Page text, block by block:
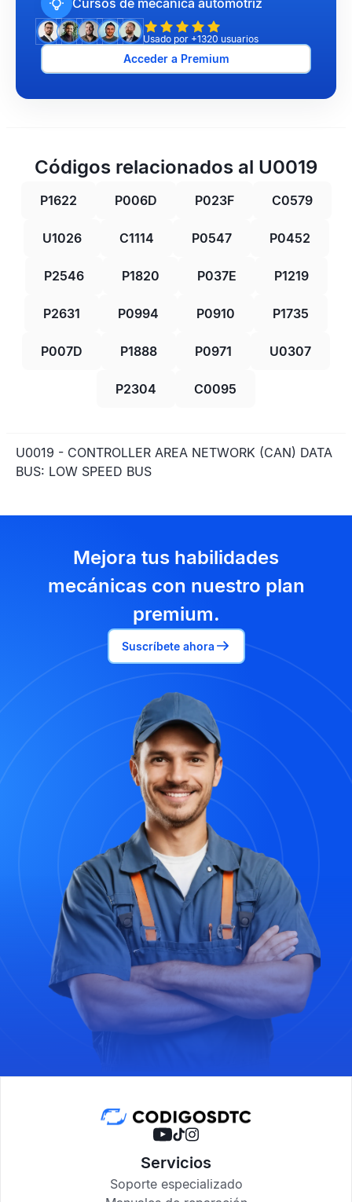
Cursos de mecánica automotriz
Usado por +1320 usuarios
Acceder a Premium
Códigos relacionados al U0019
P1622 P006D P023F C0579
U1026 C1114 P0547 P0452
P2546 P1820 P037E P1219
P2631 P0994 P0910 P1735
P007D P1888 P0971 U0307
P2304 C0095
U0019 - CONTROLLER AREA NETWORK (CAN) DATA
BUS: LOW SPEED BUS
Mejora tus habilidades
mecánicas con nuestro plan
premium.
Suscríbete ahora
Servicios
Soporte especializado